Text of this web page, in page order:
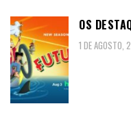
OS
1 DE AGOSTO,